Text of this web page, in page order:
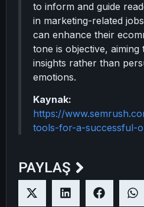
to inform and guide
in marketing-related
can enhance their
tone is objective,
insights rather than
emotions.
Kaynak:
https://
tools-for-a-successful-
PAYLAŞ